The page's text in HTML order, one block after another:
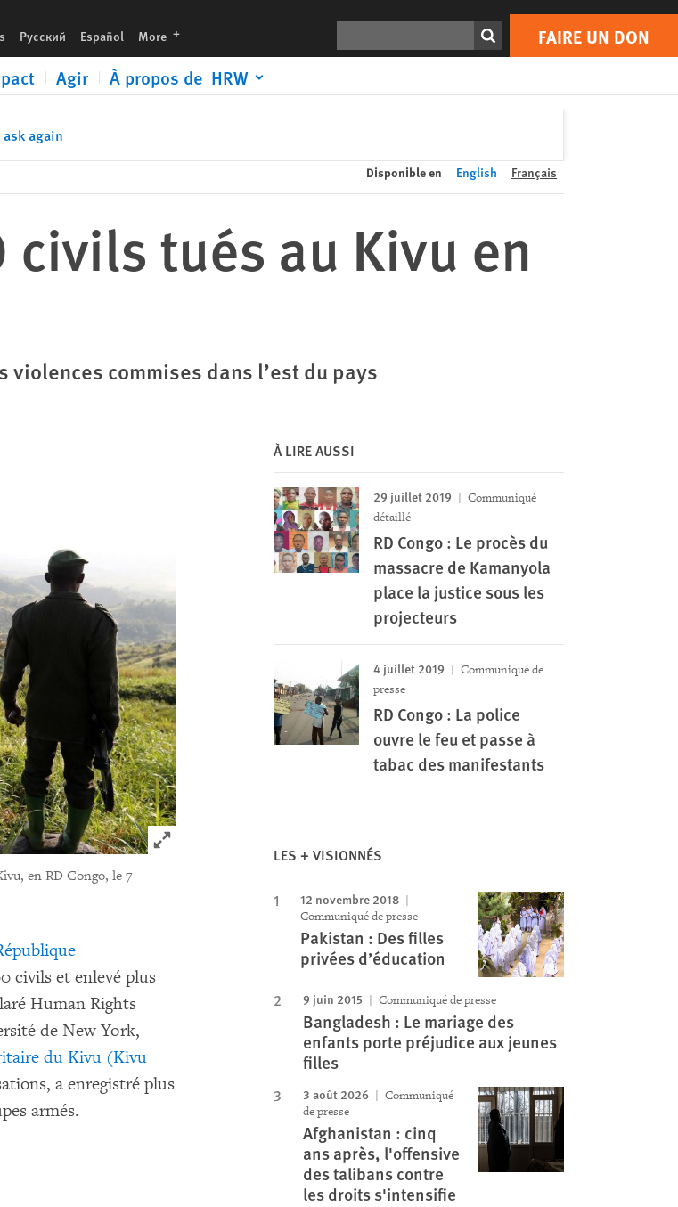
Русский Español More languages FAIRE UN DON
Agir À propos de HRW
again
Print FAIRE UN DON
Disponible en English Français
civils tués au Kivu en
commises dans l’est du pays
Click to expand Image
en RD Congo, le 7
civils et enlevé plus
Human Rights
de New York,
du Kivu (Kivu
a enregistré plus
armés.
À LIRE AUSSI
29 juillet 2019
Communiqué
détaillé
RD Congo : Le procès du
massacre de Kamanyola
place la justice sous les
projecteurs
4 juillet 2019
Communiqué de
presse
RD Congo : La police
ouvre le feu et passe à
tabac des manifestants
LES + VISIONNÉS
12 novembre 2018
Communiqué de presse
Pakistan : Des filles
privées d’éducation
9 juin 2015 Communiqué de presse
Bangladesh : Le mariage des
enfants porte préjudice aux jeunes
filles
3 août 2026
Communiqué
de presse
Afghanistan : cinq
ans après, l'offensive
des talibans contre
les droits s'intensifie